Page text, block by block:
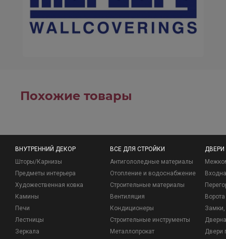
Похожие товары
ВНУТРЕННИЙ ДЕКОР
Шторы/Карнизы
Предметы интерьера
Художественная ковка
Камины
Печи
Лестницы
Зеркала
ВСЕ ДЛЯ СТРОЙКИ
Антигололедные материалы
Отопление и водоснабжение
Строительные материалы
Вентиляция
Кондиционеры
Строительные инструменты
Металлопрокат
ДВЕРИ
Ворота
Замки,
Двери